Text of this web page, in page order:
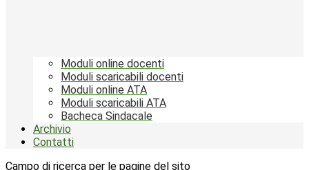
Moduli online docenti
Moduli scaricabili docenti
Moduli online ATA
Moduli scaricabili ATA
Bacheca Sindacale
Archivio
Contatti
Campo di ricerca per le pagine del sito